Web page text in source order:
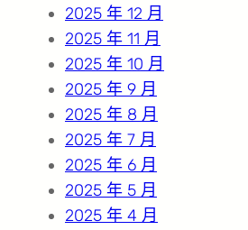
2025 年 12 月
2025 年 11 月
2025 年 10 月
2025 年 9 月
2025 年 8 月
2025 年 7 月
2025 年 6 月
2025 年 5 月
2025 年 4 月